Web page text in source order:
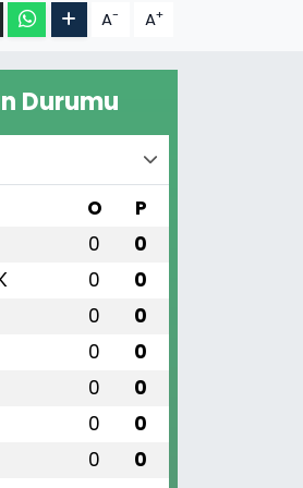
A- A+
Durumu
O P
0 0
0 0
0 0
0 0
0 0
0 0
0 0